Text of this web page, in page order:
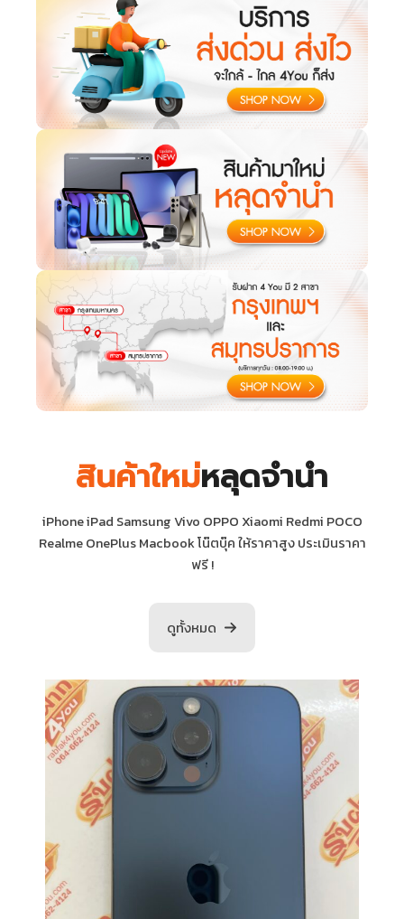
สินค้าใหม่หลุดจำนำ
iPhone iPad Samsung Vivo OPPO Xiaomi Redmi POCO
Realme OnePlus Macbook โน๊ตบุ๊ค ให้ราคาสูง ประเมินราคา
ฟรี !
ดูทั้งหมด